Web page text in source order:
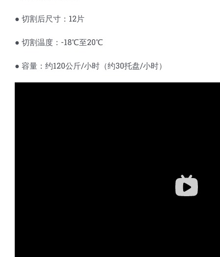
● 切割后尺寸：12片
● 切割温度：-18℃至20℃
● 容量：约120公斤/小时（约30托盘/小时）